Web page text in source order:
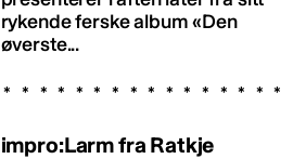
rykende ferske album «Den
øverste...
impro:Larm fra Ratkje